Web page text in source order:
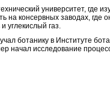
университет, где
консервных заводах, где
углекислый газ.
ботанику в Институте
начал исследование